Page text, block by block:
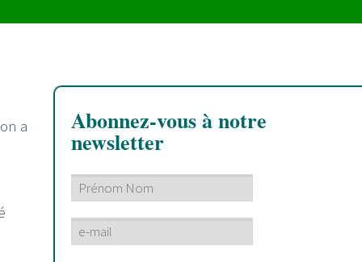
a
Abonnez-vous à notre
newsletter